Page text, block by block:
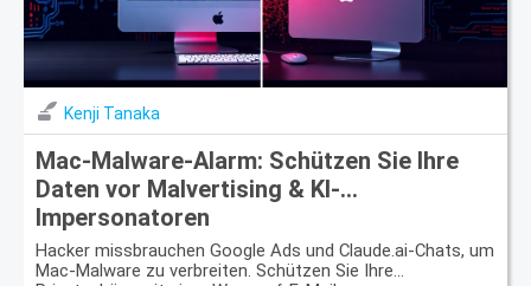
Kenji Tanaka
Mac-Malware-Alarm: Schützen Sie Ihre
Daten vor Malvertising & KI-
Impersonatoren
Hacker missbrauchen Google Ads und Claude.ai-Chats, um
Mac-Malware zu verbreiten. Schützen Sie Ihre